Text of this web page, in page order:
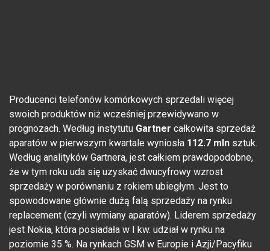
Producenci telefonów komórkowych sprzedali więcej
swoich produktów niż wcześniej przewidywano w
prognozach. Według instytutu Gartner całkowita sprzedaż
aparatów w pierwszym kwartale wyniosła 112.7 mln sztuk.
Według analityków Gartnera, jest całkiem prawdopodobne,
że w tym roku uda się uzyskać dwucyfrowy wzrost
sprzedaży w porównaniu z rokiem ubiegłym. Jest to
spowodowane głównie dużą falą sprzedaży na rynku
replacement (czyli wymiany aparatów). Liderem sprzedaży
jest Nokia, która posiadała w I kw. udział w rynku na
poziomie 35 %. Na rynkach GSM w Europie i Azji/Pacyfiku